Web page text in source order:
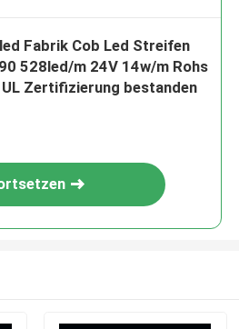
Fabrik Cob Led Streifen
528led/m 24V 14w/m Rohs
UL Zertifizierung bestanden